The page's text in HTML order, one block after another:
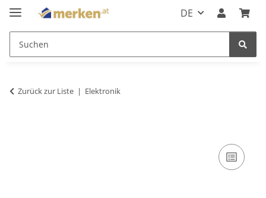
DE
Zurück zur Liste Elektronik